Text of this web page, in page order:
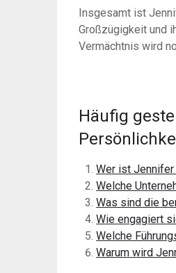
Insgesamt ist
Großzügigkeit und
Vermächtnis wird
Häufig
Wer ist Jennifer
Welche
Was sind die
Wie engagiert
Welche
Warum wird